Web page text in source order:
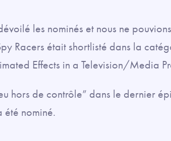
les nominés et nous ne
Racers était shortlisté dans la
Effects in a Television/Media
hors de contrôle” dans le dernier
été nominé.